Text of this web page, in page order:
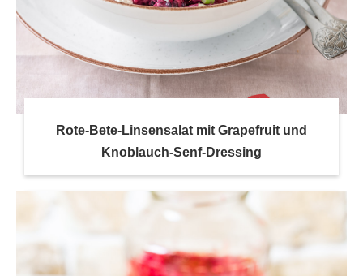
Rote-Bete-Linsensalat mit Grapefruit und
Knoblauch-Senf-Dressing